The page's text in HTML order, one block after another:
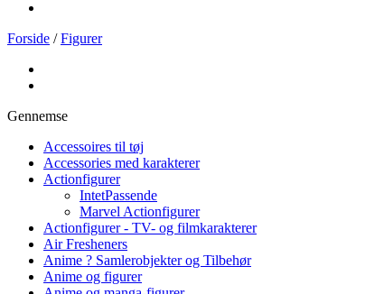
Forside / Figurer
Gennemse
Accessoires til tøj
Accessories med karakterer
Actionfigurer
IntetPassende
Marvel Actionfigurer
Actionfigurer - TV- og filmkarakterer
Air Fresheners
Anime ? Samlerobjekter og Tilbehør
Anime og figurer